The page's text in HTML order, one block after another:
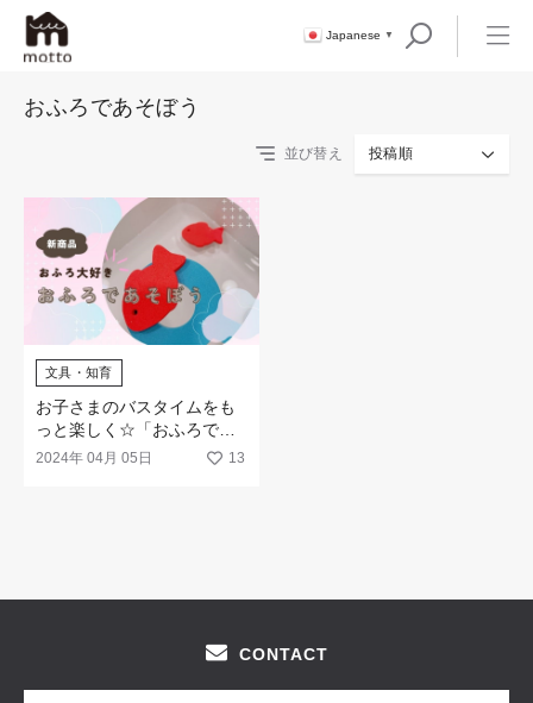
Japanese ▼
おふろであそぼう
並び替え 投稿順
文具・知育
お子さまのバスタイムをも
っと楽しく☆「おふろであ
そぼう」シリーズが新登場
2024年 04月 05日 13
CONTACT